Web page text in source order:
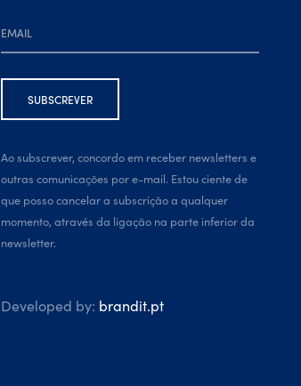
Ao subscrever, concordo em receber newsletters e
outras comunicações por e-mail. Estou ciente de
que posso cancelar a subscrição a qualquer
momento, através da ligação na parte inferior da
newsletter.
Developed by: brandit.pt